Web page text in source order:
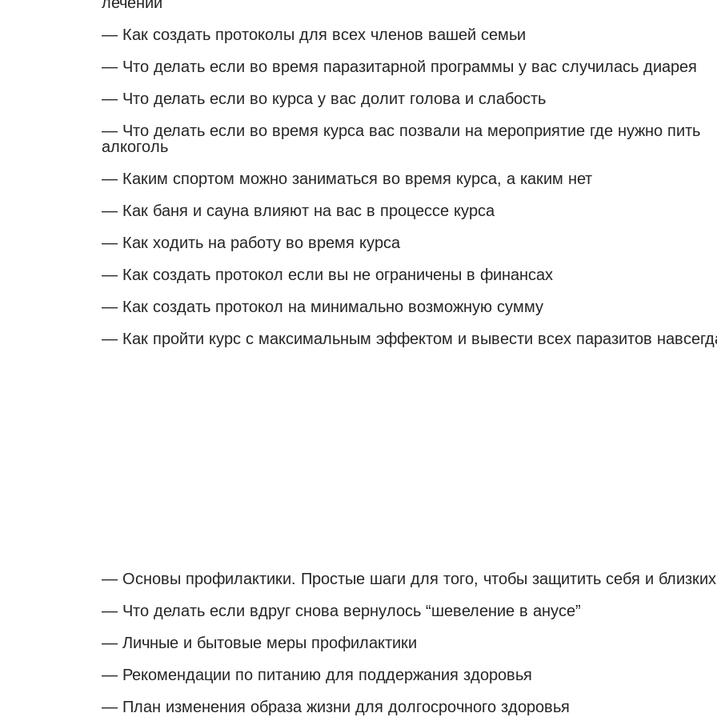
— Как создать протоколы для всех членов вашей семьи
— Что делать если во время паразитарной программы у вас случилась диарея
— Что делать если во курса у вас долит голова и слабость
— Что делать если во время курса вас позвали на мероприятие где нужно пить
алкоголь
— Каким спортом можно заниматься во время курса, а каким нет
— Как баня и сауна влияют на вас в процессе курса
— Как ходить на работу во время курса
— Как создать протокол если вы не ограничены в финансах
— Как создать протокол на минимально возможную сумму
— Как пройти курс с максимальным эффектом и вывести всех паразитов
— Основы профилактики. Простые шаги для того, чтобы защитить себя и близких
— Что делать если вдруг снова вернулось “шевеление в анусе”
— Личные и бытовые меры профилактики
— Рекомендации по питанию для поддержания здоровья
— План изменения образа жизни для долгосрочного здоровья